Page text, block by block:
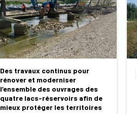
Des travaux continus pour
rénover et moderniser
l’ensemble des ouvrages des
quatre lacs-réservoirs afin de
mieux protéger les territoires